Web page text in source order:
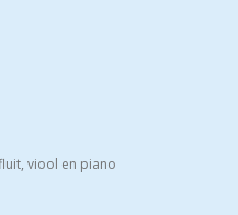
viool en piano